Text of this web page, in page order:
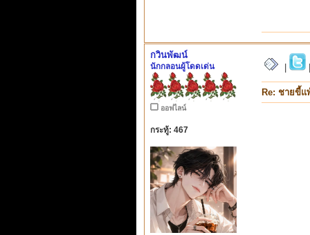
กวินพัฒน์
นักกลอนผู้โดดเด่น
ออฟไลน์
กระทู้: 467
Re: ชายขี้แ